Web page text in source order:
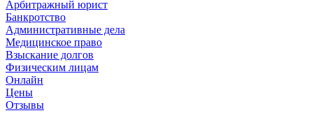
Арбитражный юрист
Банкротство
Административные дела
Медицинское право
Взыскание долгов
Физическим лицам
Онлайн
Цены
Отзывы